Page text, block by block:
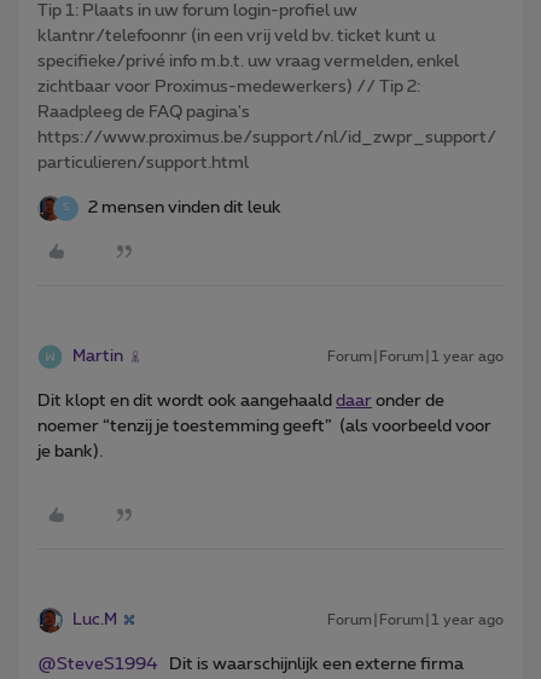
Tip 1: Plaats in uw forum login-profiel uw
klantnr/telefoonnr (in een vrij veld bv. ticket kunt u
specifieke/privé info m.b.t. uw vraag vermelden, enkel
zichtbaar voor Proximus-medewerkers) // Tip 2:
Raadpleeg de FAQ pagina's
https://www.proximus.be/support/nl/id_zwpr_support/
particulieren/support.html
S 2 mensen vinden dit leuk
Martin Forum|Forum|1 year ago
Dit klopt en dit wordt ook aangehaald daar onder de
noemer “tenzij je toestemming geeft” (als voorbeeld voor
je bank).
Luc.M Forum|Forum|1 year ago
@SteveS1994 Dit is waarschijnlijk een externe firma